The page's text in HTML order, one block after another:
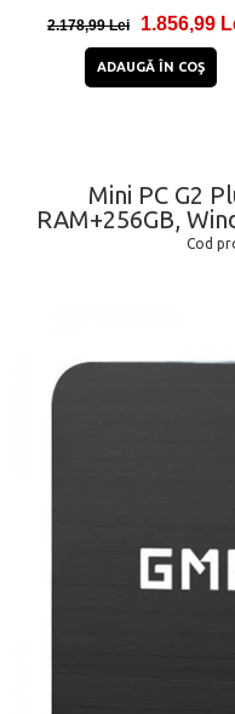
2.178,99 Lei 1.856,99
ADAUGĂ ÎN COŞ
Mini PC G2
RAM+256GB,
Cod